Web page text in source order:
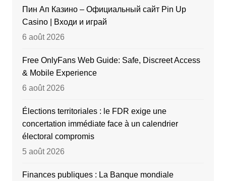
Пин Ап Казино – Официальный сайт Pin Up
Casino | Входи и играй
6 août 2026
Free OnlyFans Web Guide: Safe, Discreet Access
& Mobile Experience
6 août 2026
Élections territoriales : le FDR exige une
concertation immédiate face à un calendrier
électoral compromis
5 août 2026
Finances publiques : La Banque mondiale